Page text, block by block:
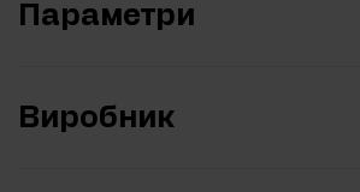
Параметри
Виробник